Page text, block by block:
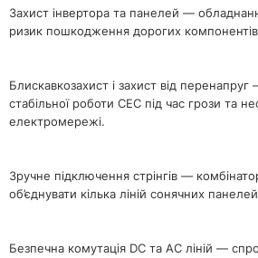
Захист інвертора та панелей —
ризик пошкодження дорогих
Блискавкозахист і захист від
стабільної роботи СЕС під час грози та
електромережі.
Зручне підключення стрінгів —
об’єднувати кілька ліній сонячних
Безпечна комутація DC та AC ліній —